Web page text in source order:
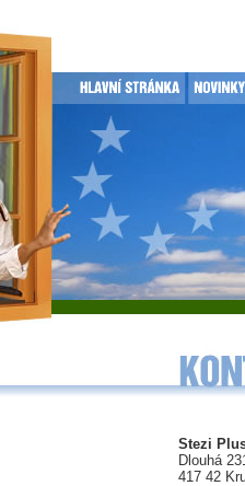
Stezi
Dlouhá
417 42